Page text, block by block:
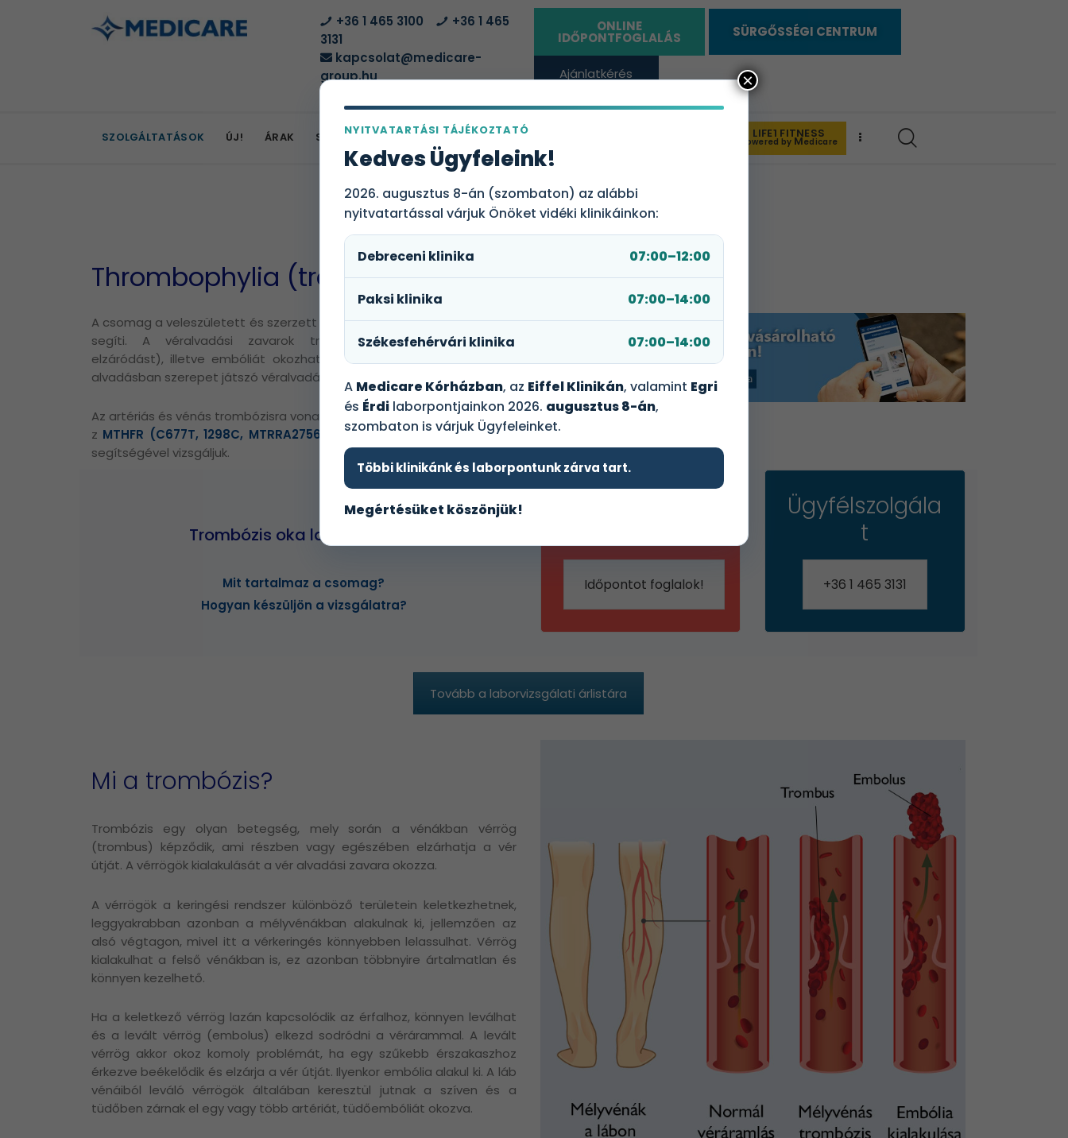
+36 1 465 3100
+36 1 465
3131
kapcsolat@medicare-
group.hu
ONLINE
IDŐPONTFOGLALÁS SÜRGŐSSÉGI CENTRUM
Ajánlatkérés
vállalatoknak
SZOLGÁLTATÁSOK ÚJ! ÁRAK SZOLGÁLTATÓHELYEK EGÉSZSÉGBIZTOSÍTÁSI CSOMAGOK LIFE1 FITNESS
powered by Medicare
Thrombophylia (trombózisra való hajlam) vizsgálata
A csomag a veleszületett és szerzett véralvadási zavarok kivizsgálását
segíti. A véralvadási zavarok trombózist (vérrög képződést,
elzáródást), illetve embóliát okozhatnak. A csomag tartalmazza az
alvadásban szerepet játszó véralvadási faktorok és funkciójuk mérését.
Az artériás és vénás trombózisra vonatkozó genetikai hajlamot pedig a
z MTHFR (C677T, 1298C, MTRRA2756G, MTR A66G) genetikai teszt
segítségével vizsgáljuk.
Trombózis oka laborcsomag
Mit tartalmaz a csomag?
Hogyan készüljön a vizsgálatra?
Időpontot foglalok!
Ügyfélszolgála
t
+36 1 465 3131
Tovább a laborvizsgálati árlistára
Mi a trombózis?
Trombózis egy olyan betegség, mely során a vénákban vérrög
(trombus) képződik, ami részben vagy egészében elzárhatja a vér
útját. A vérrögök kialakulását a vér alvadási zavara okozza.
A vérrögök a keringési rendszer különböző területein keletkezhetnek,
leggyakrabban azonban a mélyvénákban alakulnak ki, jellemzően az
alsó végtagon, mivel itt a vérkeringés könnyebben lelassulhat. Vérrög
kialakulhat a felső vénákban is, ez azonban többnyire ártalmatlan és
könnyen kezelhető.
Ha a keletkező vérrög lazán kapcsolódik az érfalhoz, könnyen leválhat
és a levált vérrög (embolus) elkezd sodródni a vérárammal. A levált
vérrög akkor okoz komoly problémát, ha egy szűkebb érszakaszhoz
érkezve beékelődik és elzárja a vér útját. Ilyenkor embólia alakul ki. A láb
vénáiból leváló vérrögök általában keresztül jutnak a szíven és a
tüdőben zárnak el egy vagy több artériát, tüdőembóliát okozva.
NYITVATARTÁSI TÁJÉKOZTATÓ
Kedves Ügyfeleink!
2026. augusztus 8-án (szombaton) az alábbi
nyitvatartással várjuk Önöket vidéki klinikáinkon:
Debreceni klinika 07:00–12:00
Paksi klinika 07:00–14:00
Székesfehérvári klinika 07:00–14:00
A Medicare Kórházban, az Eiffel Klinikán, valamint Egri
és Érdi laborpontjainkon 2026. augusztus 8-án,
szombaton is várjuk Ügyfeleinket.
Többi klinikánk és laborpontunk zárva tart.
Megértésüket köszönjük!
×